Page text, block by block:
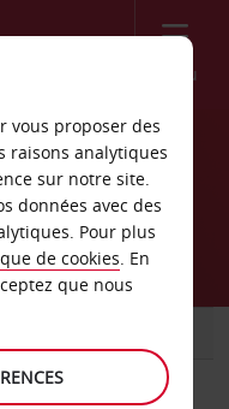
Menu
vous proposer des
raisons analytiques
sur notre site.
données avec des
Pour plus
de cookies. En
que nous